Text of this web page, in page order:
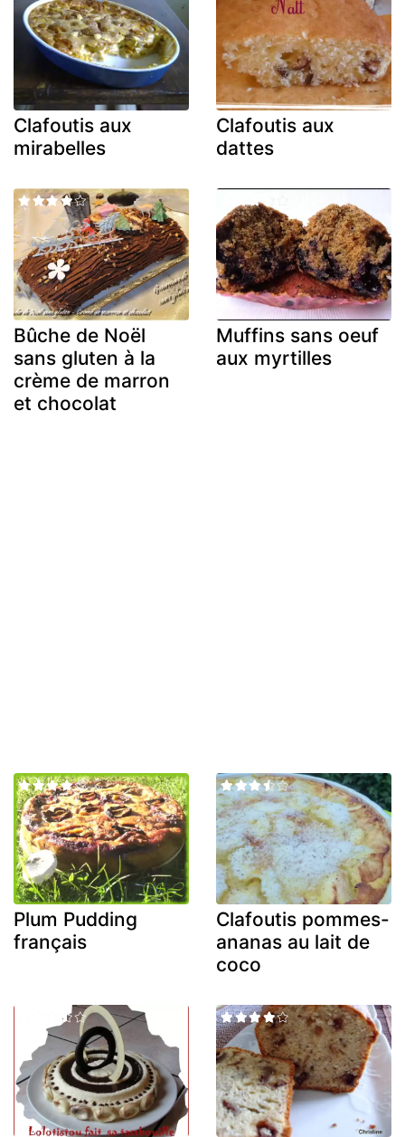
Clafoutis aux
mirabelles
Clafoutis aux
dattes
Bûche de Noël
sans gluten à la
crème de marron
et chocolat
Muffins sans oeuf
aux myrtilles
Plum Pudding
français
Clafoutis pommes-
ananas au lait de
coco